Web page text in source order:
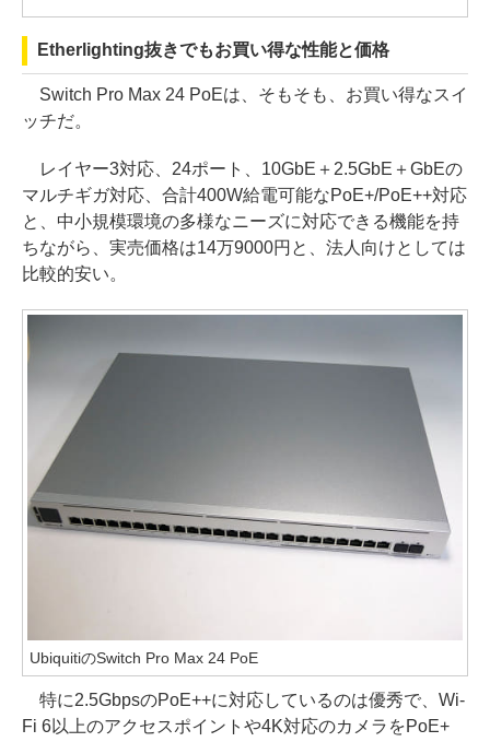
Etherlighting抜きでもお買い得な性能と価格
Switch Pro Max 24 PoEは、そもそも、お買い得なスイ
ッチだ。
レイヤー3対応、24ポート、10GbE＋2.5GbE＋GbEの
マルチギガ対応、合計400W給電可能なPoE+/PoE++対応
と、中小規模環境の多様なニーズに対応できる機能を持
ちながら、実売価格は14万9000円と、法人向けとしては
比較的安い。
UbiquitiのSwitch Pro Max 24 PoE
特に2.5GbpsのPoE++に対応しているのは優秀で、Wi-
Fi 6以上のアクセスポイントや4K対応のカメラをPoE+